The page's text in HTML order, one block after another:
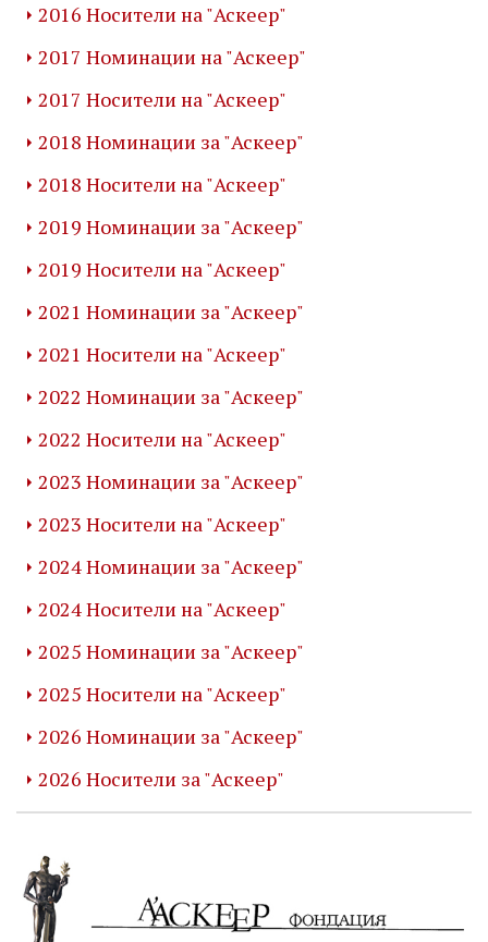
2016 Носители на "Аскеер"
2017 Номинации на "Аскеер"
2017 Носители на "Аскеер"
2018 Номинации за "Аскеер"
2018 Носители на "Аскеер"
2019 Номинации за "Аскеер"
2019 Носители на "Аскеер"
2021 Номинации за "Аскеер"
2021 Носители на "Аскеер"
2022 Номинации за "Аскеер"
2022 Носители на "Аскеер"
2023 Номинации за "Аскеер"
2023 Носители на "Аскеер"
2024 Номинации за "Аскеер"
2024 Носители на "Аскеер"
2025 Номинации за "Аскеер"
2025 Носители на "Аскеер"
2026 Номинации за "Аскеер"
2026 Носители за "Аскеер"